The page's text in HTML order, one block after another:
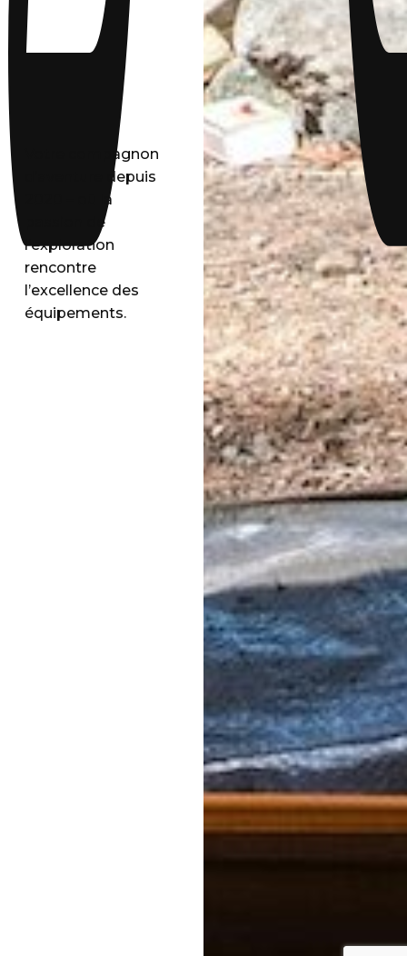
Votre compagnon
d’aventure depuis
2020 – où la
passion de
l’exploration
rencontre
l’excellence des
équipements.